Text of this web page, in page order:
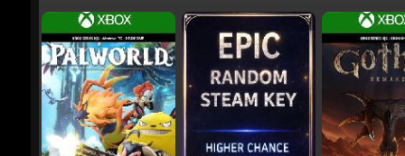
-1%
₪378.33
₪373.14
Grand Theft Auto VI
(GTA 6) - PS5...
-8%
₪165.50
₪151.80
Bus Simulator 27 - Xbox
Series...